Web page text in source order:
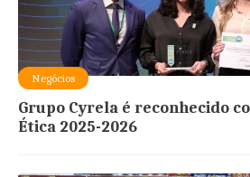
Negócios
Grupo Cyrela é reconhecido
Ética 2025-2026